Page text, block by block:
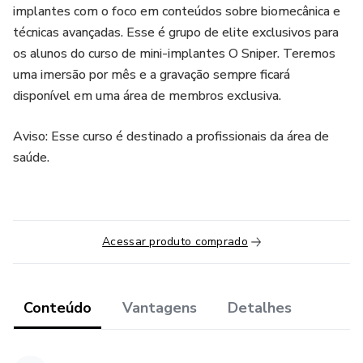
implantes com o foco em conteúdos sobre biomecânica e
técnicas avançadas. Esse é grupo de elite exclusivos para
os alunos do curso de mini-implantes O Sniper. Teremos
uma imersão por mês e a gravação sempre ficará
disponível em uma área de membros exclusiva.
Aviso: Esse curso é destinado a profissionais da área de
saúde.
Acessar produto comprado
Conteúdo Vantagens Detalhes